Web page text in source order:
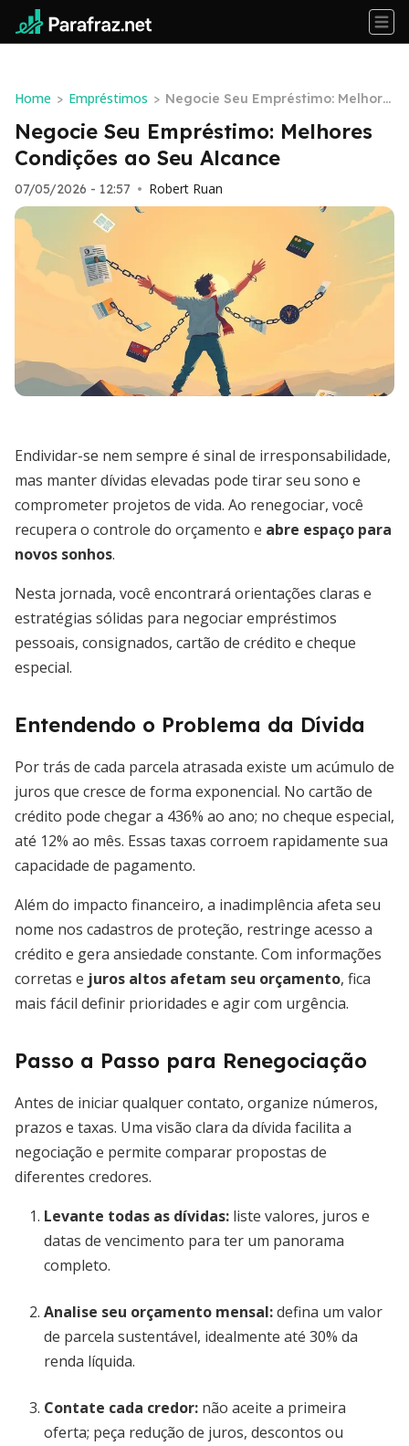
Home > Empréstimos > Negocie Seu Empréstimo: Melhore
s Condições ao Seu Alcance
Negocie Seu Empréstimo: Melhores
Condições ao Seu Alcance
07/05/2026 - 12:57 • Robert Ruan
Endividar-se nem sempre é sinal de irresponsabilidade,
mas manter dívidas elevadas pode tirar seu sono e
comprometer projetos de vida. Ao renegociar, você
recupera o controle do orçamento e abre espaço para
novos sonhos.
Nesta jornada, você encontrará orientações claras e
estratégias sólidas para negociar empréstimos
pessoais, consignados, cartão de crédito e cheque
especial.
Entendendo o Problema da Dívida
Por trás de cada parcela atrasada existe um acúmulo de
juros que cresce de forma exponencial. No cartão de
crédito pode chegar a 436% ao ano; no cheque especial,
até 12% ao mês. Essas taxas corroem rapidamente sua
capacidade de pagamento.
Além do impacto financeiro, a inadimplência afeta seu
nome nos cadastros de proteção, restringe acesso a
crédito e gera ansiedade constante. Com informações
corretas e juros altos afetam seu orçamento, fica
mais fácil definir prioridades e agir com urgência.
Passo a Passo para Renegociação
Antes de iniciar qualquer contato, organize números,
prazos e taxas. Uma visão clara da dívida facilita a
negociação e permite comparar propostas de
diferentes credores.
Levante todas as dívidas: liste valores, juros e
datas de vencimento para ter um panorama
completo.
Analise seu orçamento mensal:defina um valor
de parcela sustentável, idealmente até 30% da
renda líquida.
Contate cada credor: não aceite a primeira
oferta; peça redução de juros, descontos ou